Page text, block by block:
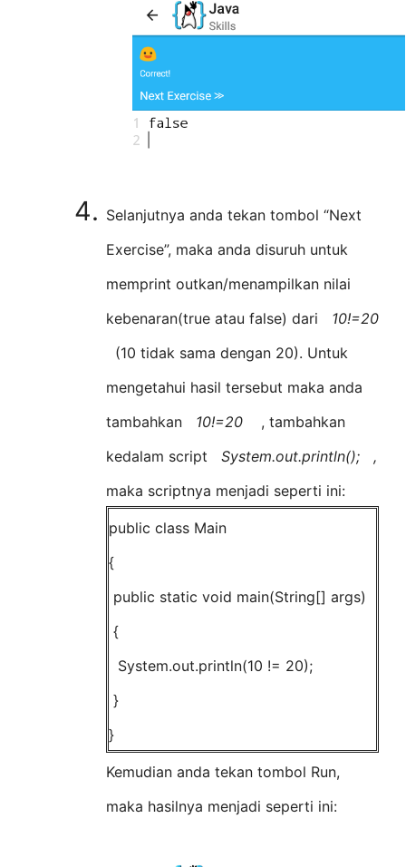
Selanjutnya anda tekan tombol “Next
Exercise”, maka anda disuruh untuk
memprint outkan/menampilkan nilai
kebenaran(true atau false) dari 10!=20
(10 tidak sama dengan 20). Untuk
mengetahui hasil tersebut maka anda
tambahkan 10!=20 , tambahkan
kedalam script System.out.println(); ,
maka scriptnya menjadi seperti ini:
public class Main
{
public static void main(String[] args)
{
System.out.println(10 != 20);
}
}
Kemudian anda tekan tombol Run,
maka hasilnya menjadi seperti ini: